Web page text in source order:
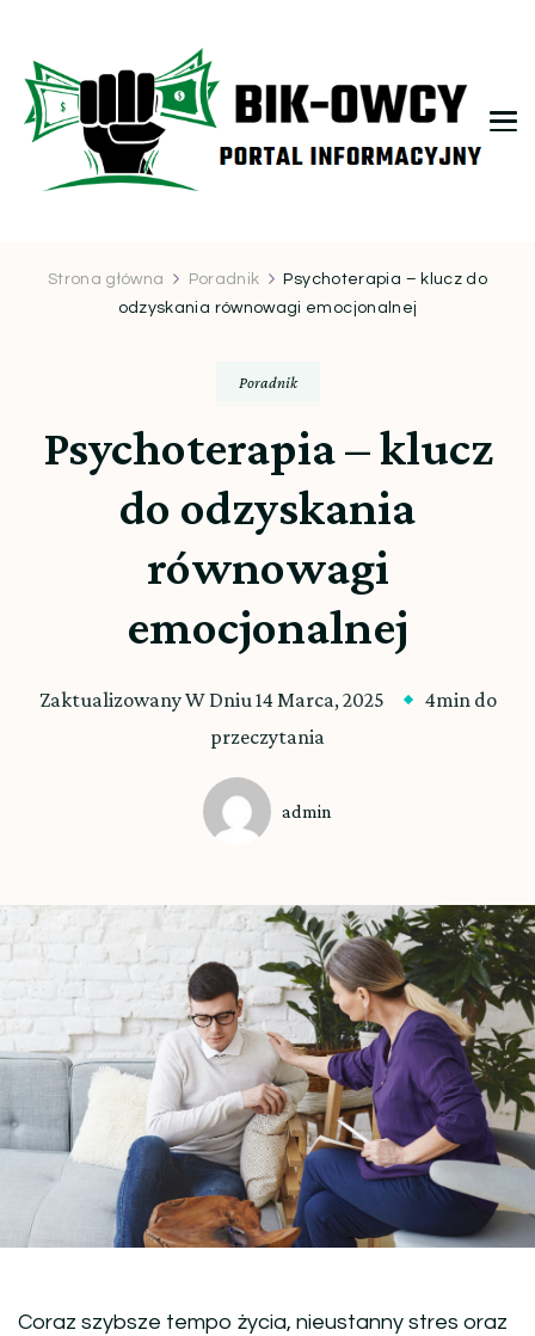
Strona główna Poradnik
Psychoterapia – klucz do
odzyskania równowagi emocjonalnej
Poradnik
Psychoterapia – klucz
do odzyskania
równowagi
emocjonalnej
Zaktualizowany W Dniu14 Marca, 2025
4min do
przeczytania
admin
Coraz szybsze tempo życia, nieustanny stres oraz